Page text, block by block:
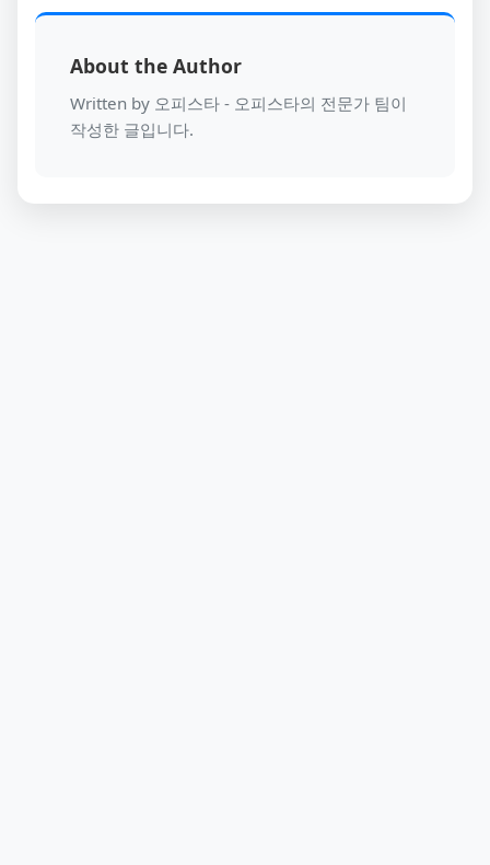
About the Author
Written by 오피스타 - 오피스타의 전문가 팀이
작성한 글입니다.